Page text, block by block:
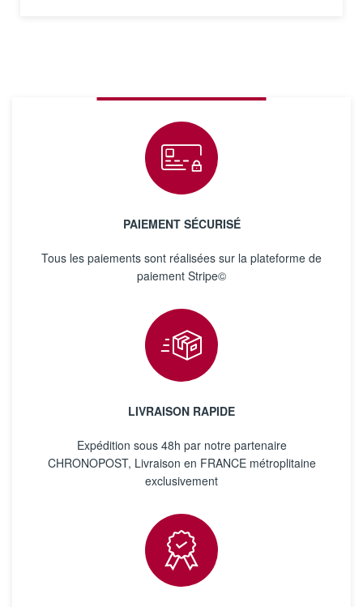
PAIEMENT SÉCURISÉ
Tous les paiements sont réalisées sur la plateforme de
paiement Stripe©
LIVRAISON RAPIDE
Expédition sous 48h par notre partenaire
CHRONOPOST, Livraison en FRANCE métroplitaine
exclusivement